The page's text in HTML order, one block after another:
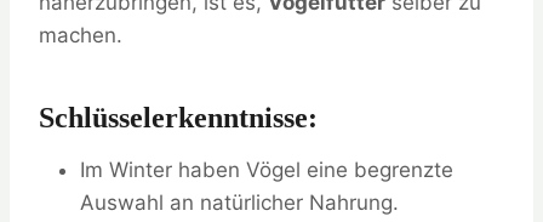
machen.
Schlüsselerkenntnisse:
Im Winter haben Vögel eine begrenzte
Auswahl an natürlicher Nahrung.